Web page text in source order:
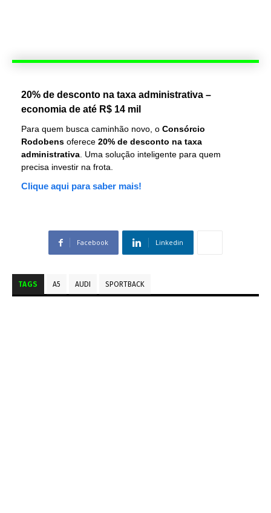
20% de desconto na taxa administrativa –
economia de até R$ 14 mil
Para quem busca caminhão novo, o Consórcio
Rodobens oferece 20% de desconto na taxa
administrativa . Uma solução inteligente para quem
precisa investir na frota.
Clique aqui para saber mais!
Facebook Linkedin
TAGS A5 AUDI SPORTBACK